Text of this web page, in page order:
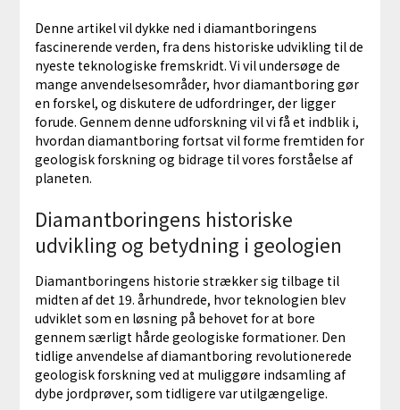
Denne artikel vil dykke ned i diamantboringens
fascinerende verden, fra dens historiske udvikling til de
nyeste teknologiske fremskridt. Vi vil undersøge de
mange anvendelsesområder, hvor diamantboring gør
en forskel, og diskutere de udfordringer, der ligger
forude. Gennem denne udforskning vil vi få et indblik i,
hvordan diamantboring fortsat vil forme fremtiden for
geologisk forskning og bidrage til vores forståelse af
planeten.
Diamantboringens historiske
udvikling og betydning i geologien
Diamantboringens historie strækker sig tilbage til
midten af det 19. århundrede, hvor teknologien blev
udviklet som en løsning på behovet for at bore
gennem særligt hårde geologiske formationer. Den
tidlige anvendelse af diamantboring revolutionerede
geologisk forskning ved at muliggøre indsamling af
dybe jordprøver, som tidligere var utilgængelige.